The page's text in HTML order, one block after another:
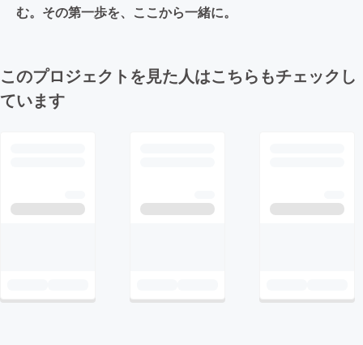
む。その第一歩を、ここから一緒に。
このプロジェクトを見た人はこちらもチェックし
ています